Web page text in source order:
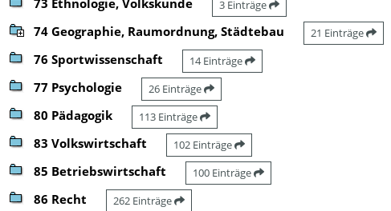
73 Ethnologie, Volkskunde 3 Einträge
74 Geographie, Raumordnung, Städtebau 21 Einträge
76 Sportwissenschaft 14 Einträge
77 Psychologie 26 Einträge
80 Pädagogik 113 Einträge
83 Volkswirtschaft 102 Einträge
85 Betriebswirtschaft 100 Einträge
86 Recht 262 Einträge